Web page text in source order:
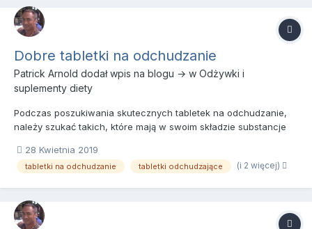
Dobre tabletki na odchudzanie
Patrick Arnold dodał wpis na blogu → w Odżywki i
suplementy diety
Podczas poszukiwania skutecznych tabletek na odchudzanie,
należy szukać takich, które mają w swoim składzie substancje
na odchudzanie możemy spotkać się z różnymi kategoriami tych
preparatów, które różnią się od siebie nie tylko składem, ale...
28 Kwietnia 2019
tabletki na odchudzanie tabletki odchudzające (i 2 więcej)